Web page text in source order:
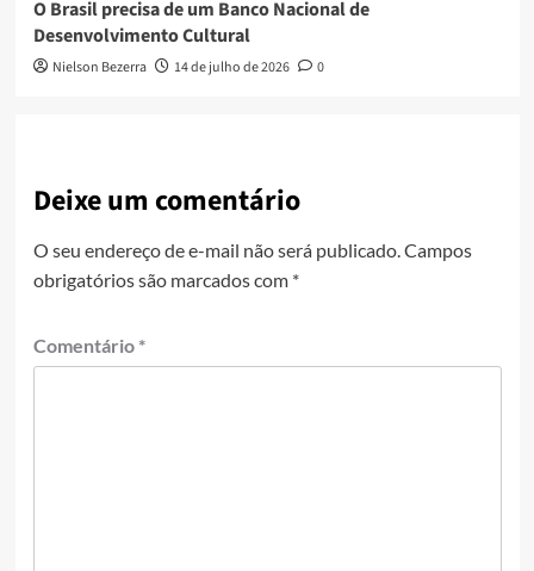
O Brasil precisa de um Banco Nacional de
Desenvolvimento Cultural
Nielson Bezerra 14 de julho de 2026 0
Deixe um comentário
O seu endereço de e-mail não será publicado.Campos
obrigatórios são marcados com *
Comentário *